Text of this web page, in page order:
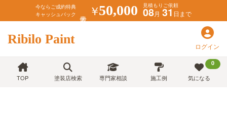
今ならご成約特典
キャッシュバック
￥50,000 見積もりご依頼
08月 31日まで
Ribilo Paint ログイン
TOP 塗装店検索 専門家相談 施工例
0
気になる